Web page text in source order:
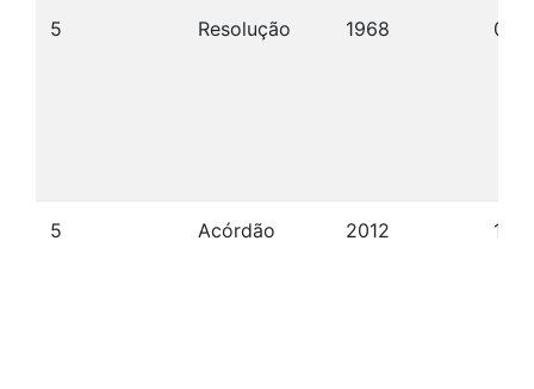
5 Resolução 1968 09/
5 Acórdão 2012 17/